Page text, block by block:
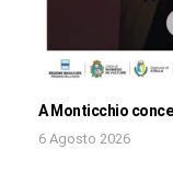
A Monticchio
6 Agosto 2026